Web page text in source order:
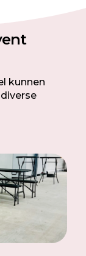
kunnen